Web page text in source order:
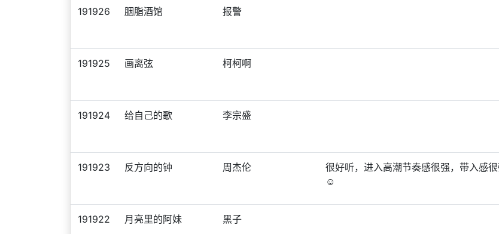
191926 胭脂酒馆 报警
191925 画离弦 柯柯啊
191924 给自己的歌 李宗盛
191923 反方向的钟 周杰伦
很好听，进入高潮节奏感很强，带入感
☺️
191922 月亮里的阿妹 黑子